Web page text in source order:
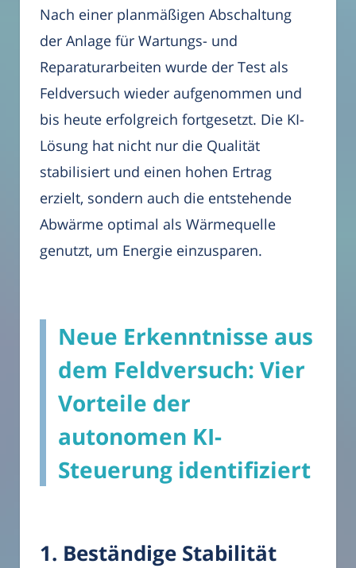
Nach einer planmäßigen Abschaltung
der Anlage für Wartungs- und
Reparaturarbeiten wurde der Test als
Feldversuch wieder aufgenommen und
bis heute erfolgreich fortgesetzt. Die KI-
Lösung hat nicht nur die Qualität
stabilisiert und einen hohen Ertrag
erzielt, sondern auch die entstehende
Abwärme optimal als Wärmequelle
genutzt, um Energie einzusparen.
Neue Erkenntnisse aus
dem Feldversuch: Vier
Vorteile der
autonomen KI-
Steuerung identifiziert
1. Beständige Stabilität